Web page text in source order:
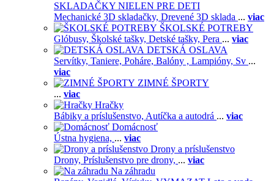
SKLADAČKY NIELEN PRE DETI
Mechanické 3D skladačky, Drevené 3D sklada ... viac
ŠKOLSKÉ POTREBY
Glóbusy, Školské tašky, Detské tašky, Pera ... viac
DETSKÁ OSLAVA
Servítky, Taniere, Poháre, Balóny , Lampióny, Sv ...
viac
ZIMNÉ ŠPORTY
... viac
Hračky
Bábiky a príslušenstvo, Autíčka a autodrá ... viac
Domácnosť
Ústna hygiena, ... viac
Drony a príslušenstvo
Drony, Príslušenstvo pre drony, ... viac
Na záhradu